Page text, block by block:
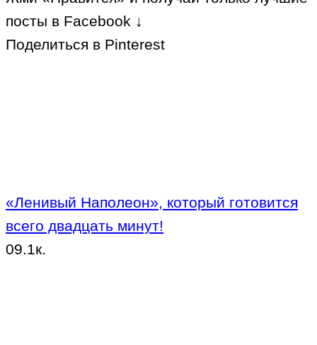
посты в Facebook ↓
Поделиться в Pinterest
«Ленивый Наполеон», который готовится
всего двадцать минут!
09.1к.